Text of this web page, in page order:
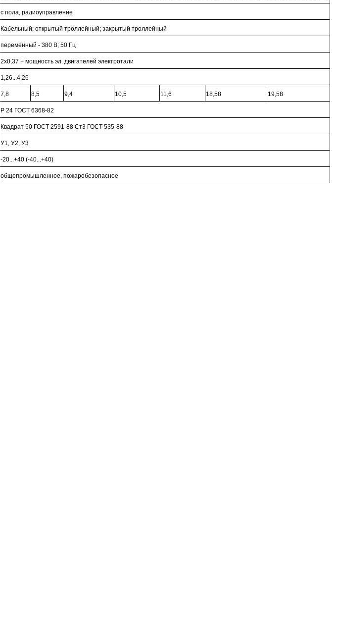
с пола, радиоуправление
Кабельный; открытый троллейный; закрытый троллейный
переменный - 380 В; 50 Гц
2х0,37 + мощность эл. двигателей электротали
1,26...4,26
7,8 8,5 9,4 10,5 11,6 18,58 19,58
Р 24 ГОСТ 6368-82
Квадрат 50 ГОСТ 2591-88 Ст3 ГОСТ 535-88
У1, У2, У3
-20...+40 (-40...+40)
общепромышленное, пожаробезопасное